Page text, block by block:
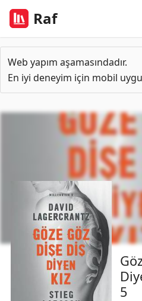
Raf
Web yapım aşamasındadır.
En iyi deneyim için mobil
5